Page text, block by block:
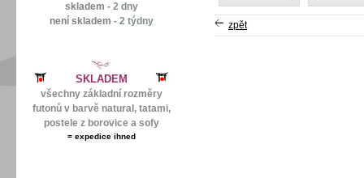
zpět
skladem - 2 dny
není skladem - 2 týdny
SKLADEM
všechny základní rozměry
futonů v barvě natural, tatami,
postele z borovice a sofy
= expedice ihned